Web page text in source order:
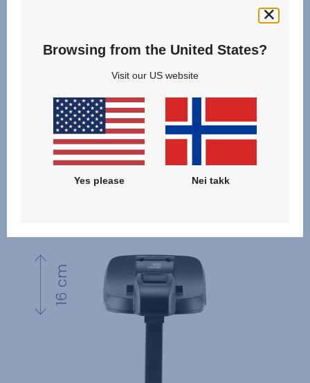
Browsing from the United States?
Visit our US website
Yes please Nei takk